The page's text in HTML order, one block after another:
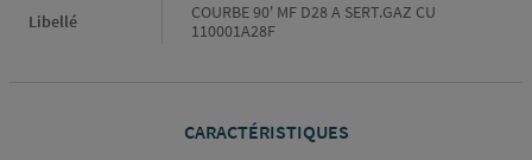
Libellé
COURBE 90' MF D28 A SERT.GAZ CU
110001A28F
CARACTÉRISTIQUES